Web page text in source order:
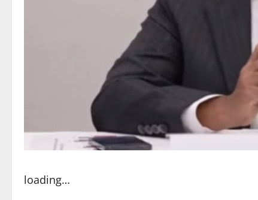
loading…